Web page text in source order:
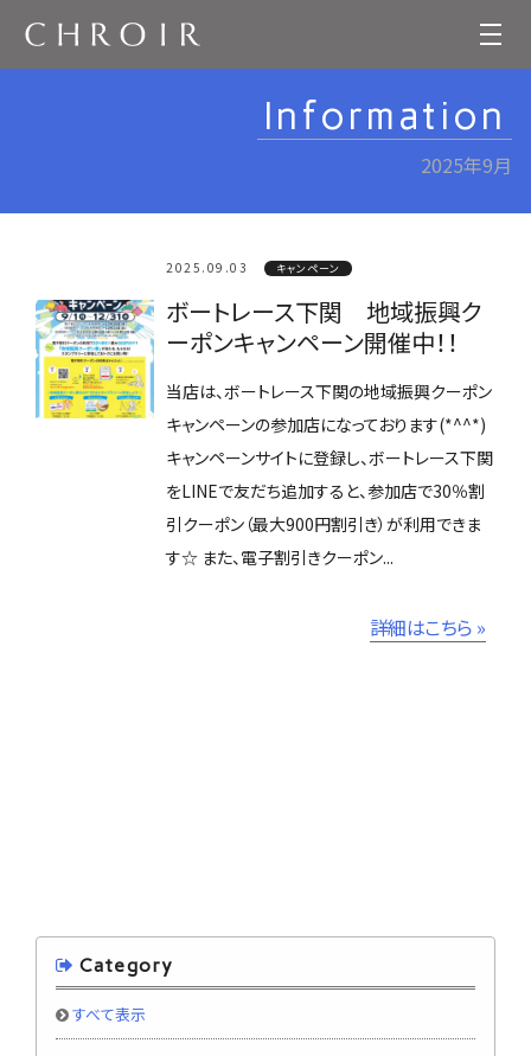
Information
2025年9月
2025.09.03 キャンペーン
ボートレース下関 地域振興ク
ーポンキャンペーン開催中！！
当店は、ボートレース下関の地域振興クーポン
キャンペーンの参加店になっております(*^^*)
キャンペーンサイトに登録し、ボートレース下関
をLINEで友だち追加すると、参加店で30％割
引クーポン（最大900円割引き）が利用できま
す☆ また、電子割引きクーポン...
詳細はこちら »
Category
すべて表示